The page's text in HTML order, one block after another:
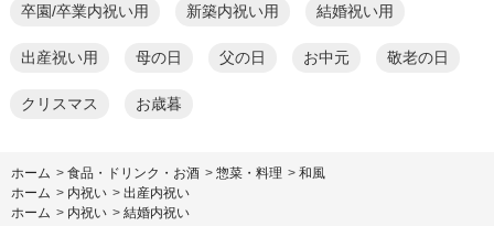
卒園/卒業内祝い用 新築内祝い用 結婚祝い用
出産祝い用 母の日 父の日 お中元 敬老の日
クリスマス お歳暮
ホーム > 食品・ドリンク・お酒 > 惣菜・料理 > 和風
ホーム > 内祝い > 出産内祝い
ホーム > 内祝い > 結婚内祝い